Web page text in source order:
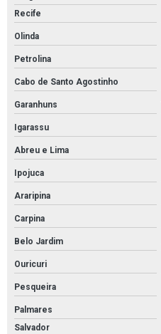
Recife
Olinda
Petrolina
Cabo de Santo Agostinho
Garanhuns
Igarassu
Abreu e Lima
Ipojuca
Araripina
Carpina
Belo Jardim
Ouricuri
Pesqueira
Palmares
Salvador